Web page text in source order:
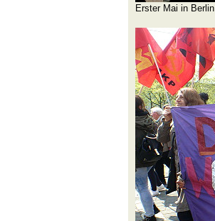
Erster Mai in Berlin